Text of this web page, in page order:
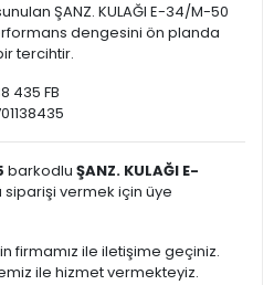
ŞANZ. KULAĞI E-34/M-50
dengesini ön planda
tercihtir.
435 FB
barkodlu ŞANZ. KULAĞI E-
siparişi vermek için üye
firmamız ile iletişime geçiniz.
ile hizmet vermekteyiz.